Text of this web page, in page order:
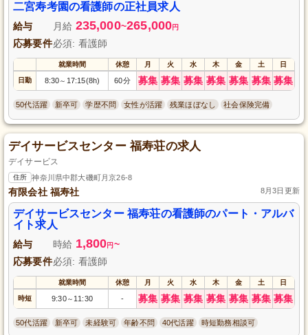
二宮寿考園の看護師の正社員求人
給与 月給 235,000~265,000円
応募要件必須: 看護師
就業時間 休憩 月 火 水 木 金 土 日
日勤 8:30～ 17:15(8h) 60分 募集 募集 募集 募集 募集 募集 募集
50代活躍 新卒可 学歴不問 女性が活躍 残業ほぼなし 社会保険完備
デイサービスセンター 福寿荘の求人
デイサービス
住所 神奈川県中郡大磯町月京26-8
有限会社 福寿社 8月3日更新
デイサービスセンター 福寿荘の看護師のパート・アルバ
イト求人
給与 時給 1,800円 ~
応募要件必須: 看護師
就業時間 休憩 月 火 水 木 金 土 日
時短 9:30～ 11:30 - 募集 募集 募集 募集 募集 募集 募集
50代活躍 新卒可 未経験可 年齢不問 40代活躍 時短勤務相談可